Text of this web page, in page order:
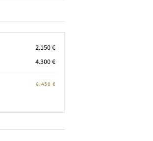
2.150 €
4.300 €
6.450 €